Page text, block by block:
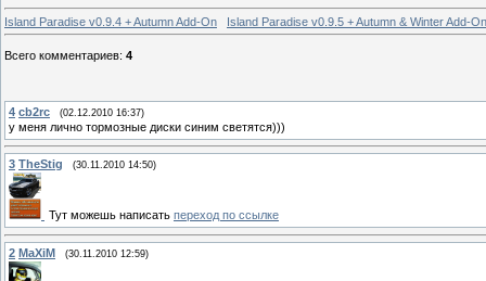
Island Paradise v0.9.4 + Autumn Add-On Island Paradise v0.9.5 + Autumn & Winter Add-On
Всего комментариев: 4
4 cb2rc (02.12.2010 16:37)
у меня лично тормозные диски синим светятся)))
3 TheStig (30.11.2010 14:50)
Тут можешь написать переход по ссылке
2 MaXiM (30.11.2010 12:59)